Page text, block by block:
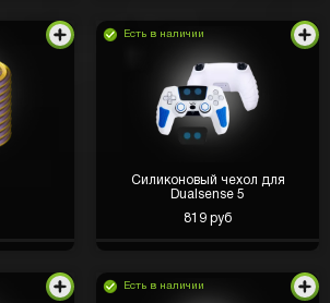
Есть в наличии
Силиконовый чехол для
Dualsense 5
819 руб
Есть в наличии